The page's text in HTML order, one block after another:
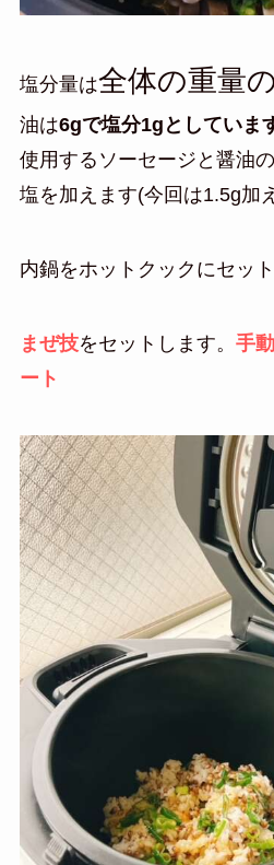
塩分量は全体の重量
油は6gで塩分1gとしていま
使用するソーセージと醤油
塩を加えます(今回は1.5g加
内鍋をホットクックにセッ
まぜ技をセットします。 手
ート